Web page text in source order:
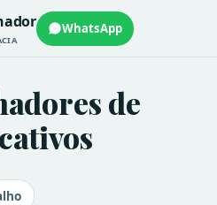
WhatsApp
de